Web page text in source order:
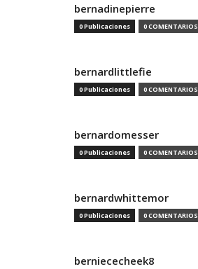
bernadinepierre
0 Publicaciones 0 COMENTARIOS
bernardlittlefie
0 Publicaciones 0 COMENTARIOS
bernardomesser
0 Publicaciones 0 COMENTARIOS
bernardwhittemor
0 Publicaciones 0 COMENTARIOS
berniececheek8